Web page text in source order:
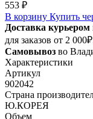
553 ₽
В корзину Купить
Доставка курьером
для заказов от 2
Самовывоз во
Характеристики
Артикул
902042
Страна
Ю.КОРЕЯ
Объем